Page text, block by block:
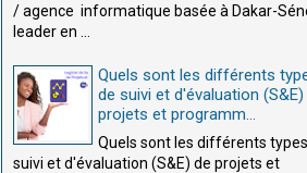
/ agence informatique basée à Dakar-
leader en ...
Quels sont les différents
de suivi et d'évaluation (S&E)
projets et programm...
Quels sont les différents
suivi et d'évaluation (S&E) de projets et